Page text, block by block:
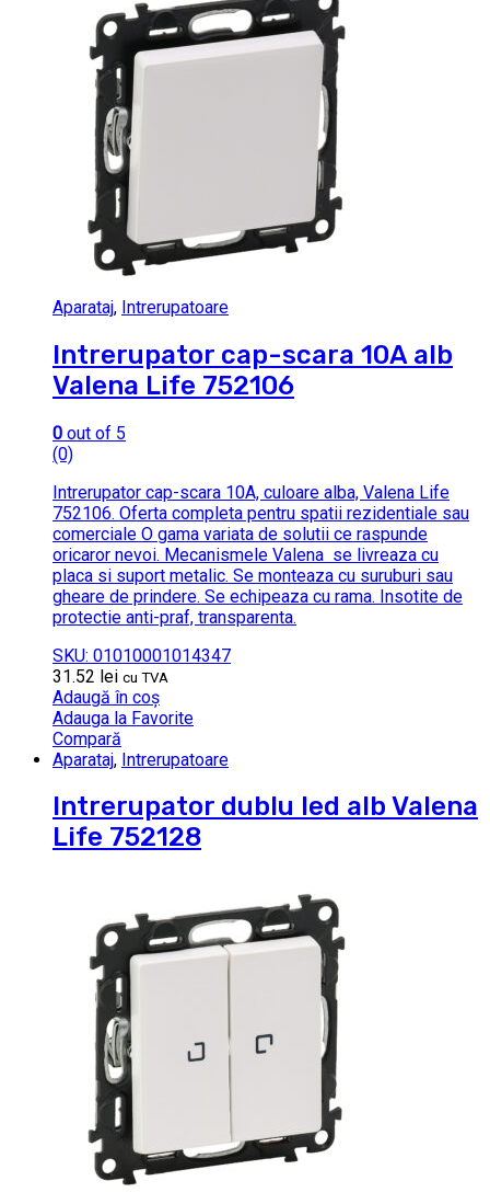
Aparataj, Intrerupatoare
Intrerupator cap-scara 10A alb
Valena Life 752106
0 out of 5
(0)
Intrerupator cap-scara 10A, culoare alba, Valena Life
752106. Oferta completa pentru spatii rezidentiale sau
comerciale O gama variata de solutii ce raspunde
oricaror nevoi. Mecanismele Valena se livreaza cu
placa si suport metalic. Se monteaza cu suruburi sau
gheare de prindere. Se echipeaza cu rama. Insotite de
protectie anti-praf, transparenta.
SKU: 01010001014347
31.52 lei cu TVA
Adaugă în coș
Adauga la Favorite
Compară
Aparataj, Intrerupatoare
Intrerupator dublu led alb Valena
Life 752128